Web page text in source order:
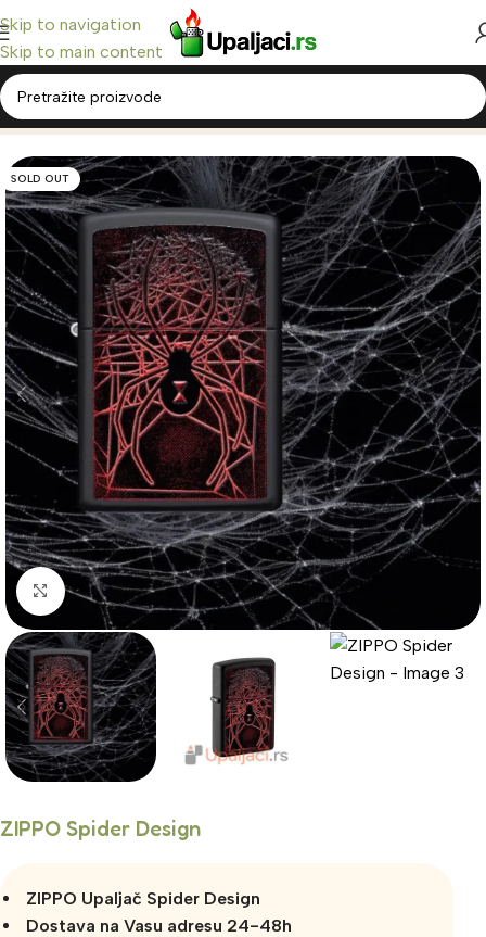
Skip to navigation
Skip to main content
Home/ Zippo Upaljači
SOLD OUT
Click to enlarge
ZIPPO Spider Design
ZIPPO Upaljač Spider Design
Dostava na Vasu adresu 24-48h